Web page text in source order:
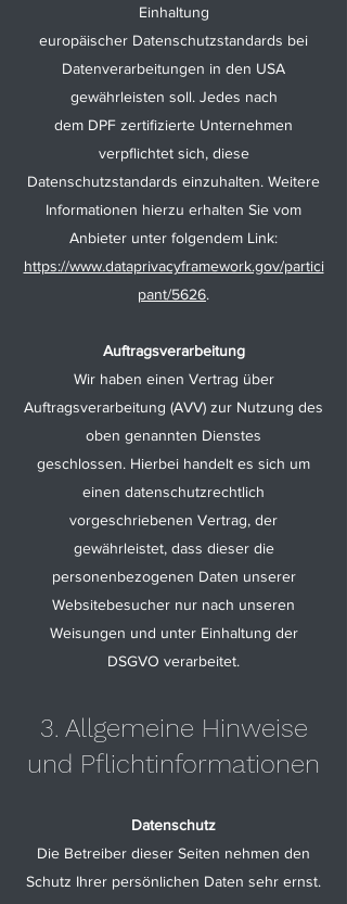
Einhaltung
europäischer Datenschutzstandards bei
Datenverarbeitungen in den USA
gewährleisten soll. Jedes nach
dem DPF zertifizierte Unternehmen
verpflichtet sich, diese
Datenschutzstandards einzuhalten. Weitere
Informationen hierzu erhalten Sie vom
Anbieter unter folgendem Link:
https://www.dataprivacyframework.gov/partici
pant/5626.
Auftragsverarbeitung
Wir haben einen Vertrag über
Auftragsverarbeitung (AVV) zur Nutzung des
oben genannten Dienstes
geschlossen. Hierbei handelt es sich um
einen datenschutzrechtlich
vorgeschriebenen Vertrag, der
gewährleistet, dass dieser die
personenbezogenen Daten unserer
Websitebesucher nur nach unseren
Weisungen und unter Einhaltung der
DSGVO verarbeitet.
3. Allgemeine Hinweise
und Pflichtinformationen
Datenschutz
Die Betreiber dieser Seiten nehmen den
Schutz Ihrer persönlichen Daten sehr ernst.